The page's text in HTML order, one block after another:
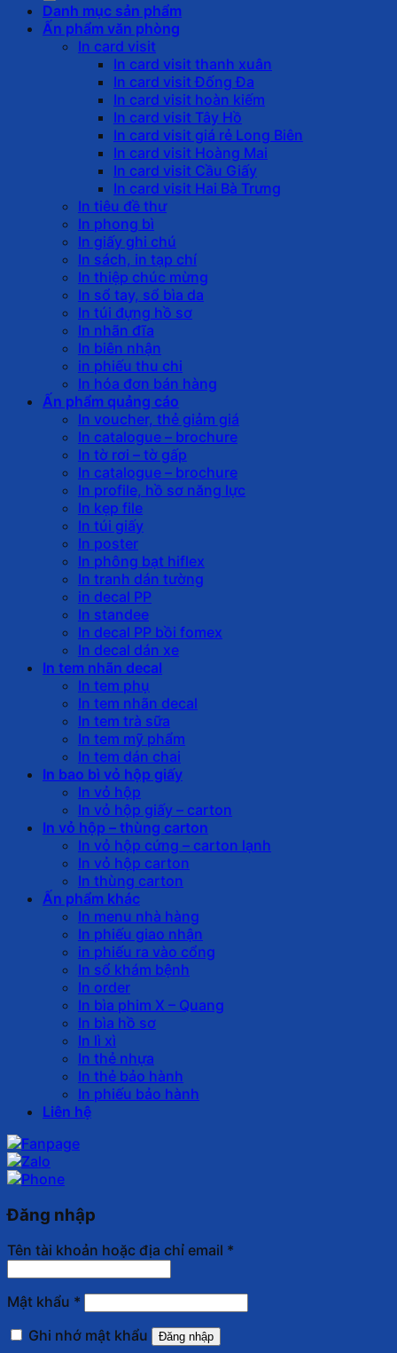
Danh mục sản phẩm
Ấn phẩm văn phòng
In card visit
In card visit thanh xuân
In card visit Đống Đa
In card visit hoàn kiếm
In card visit Tây Hồ
In card visit giá rẻ Long Biên
In card visit Hoàng Mai
In card visit Cầu Giấy
In card visit Hai Bà Trưng
In tiêu đề thư
In phong bì
In giấy ghi chú
In sách, in tạp chí
In thiệp chúc mừng
In sổ tay, sổ bìa da
In túi đựng hồ sơ
In nhãn đĩa
In biên nhận
in phiếu thu chi
In hóa đơn bán hàng
Ấn phẩm quảng cáo
In voucher, thẻ giảm giá
In catalogue – brochure
In tờ rơi – tờ gấp
In catalogue – brochure
In profile, hồ sơ năng lực
In kẹp file
In túi giấy
In poster
In phông bạt hiflex
In tranh dán tường
in decal PP
In standee
In decal PP bồi fomex
In decal dán xe
In tem nhãn decal
In tem phụ
In tem nhãn decal
In tem trà sữa
In tem mỹ phẩm
In tem dán chai
In bao bì vỏ hộp giấy
In vỏ hộp
In vỏ hộp giấy – carton
In vỏ hộp – thùng carton
In vỏ hộp cứng – carton lạnh
In vỏ hộp carton
In thùng carton
Ấn phẩm khác
In menu nhà hàng
In phiếu giao nhận
in phiếu ra vào cổng
In sổ khám bệnh
In order
In bìa phim X – Quang
In bìa hồ sơ
In lì xì
In thẻ nhựa
In thẻ bảo hành
In phiếu bảo hành
Liên hệ
Đăng nhập
Tên tài khoản hoặc địa chỉ email *
Mật khẩu *
Ghi nhớ mật khẩu
Đăng nhập